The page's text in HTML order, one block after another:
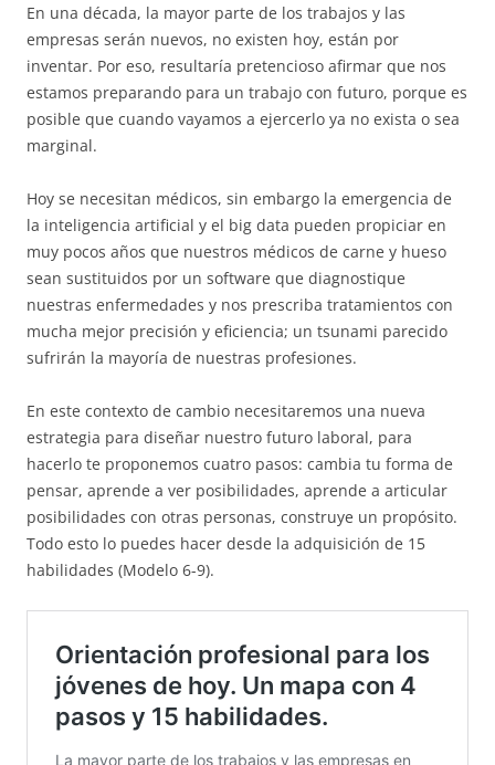
En una década, la mayor parte de los trabajos y las
empresas serán nuevos, no existen hoy, están por
inventar. Por eso, resultaría pretencioso afirmar que nos
estamos preparando para un trabajo con futuro, porque es
posible que cuando vayamos a ejercerlo ya no exista o sea
marginal.
Hoy se necesitan médicos, sin embargo la emergencia de
la inteligencia artificial y el big data pueden propiciar en
muy pocos años que nuestros médicos de carne y hueso
sean sustituidos por un software que diagnostique
nuestras enfermedades y nos prescriba tratamientos con
mucha mejor precisión y eficiencia; un tsunami parecido
sufrirán la mayoría de nuestras profesiones.
En este contexto de cambio necesitaremos una nueva
estrategia para diseñar nuestro futuro laboral, para
hacerlo te proponemos cuatro pasos: cambia tu forma de
pensar, aprende a ver posibilidades, aprende a articular
posibilidades con otras personas, construye un propósito.
Todo esto lo puedes hacer desde la adquisición de 15
habilidades (Modelo 6-9).